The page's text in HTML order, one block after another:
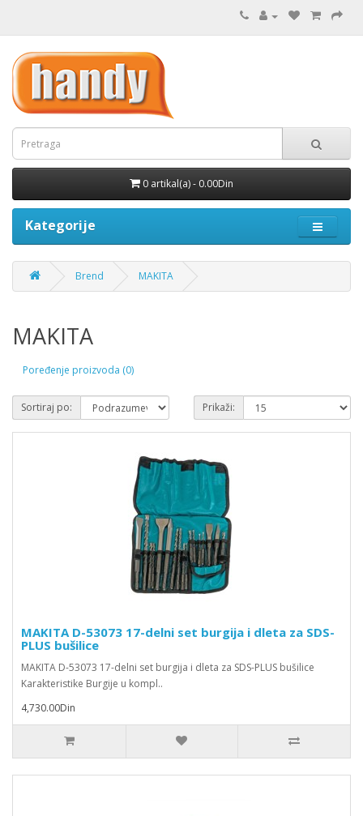
0 artikal(a) - 0.00Din
Kategorije
Brend MAKITA
MAKITA
Poređenje proizvoda (0)
Sortiraj po: Prikaži:
MAKITA D-53073 17-delni set burgija i dleta za SDS-
PLUS bušilice
MAKITA D-53073 17-delni set burgija i dleta za SDS-PLUS bušilice
Karakteristike Burgije u kompl..
4,730.00Din